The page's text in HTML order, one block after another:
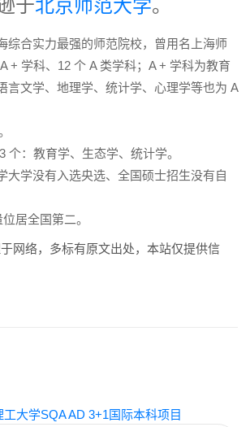
于北京师范大学。
综合实力最强的师范院校，曾用名上海师
+ 学科、12 个 A 类学科；A + 学科为教育
言文学、地理学、统计学、心理学等也为 A
个：教育学、生态学、统计学。
大学没有入选央选、全国硕士招生没有自
居全国第二。
网络，多标有原文出处，本站仅提供信